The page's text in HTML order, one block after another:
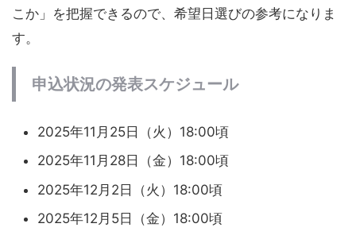
こか」を把握できるので、希望日選びの参考になりま
す。
申込状況の発表スケジュール
2025年11月25日（火）18:00頃
2025年11月28日（金）18:00頃
2025年12月2日（火）18:00頃
2025年12月5日（金）18:00頃